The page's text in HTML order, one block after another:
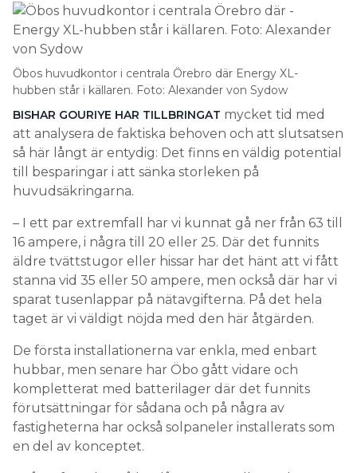
Öbos huvudkontor i centrala Örebro där ­Energy XL-
hubben står i källaren. Foto: Alexander von Sydow
BISHAR GOURIYE HAR TILLBRINGAT mycket tid med
att analysera de faktiska behoven och att slutsatsen
så här långt är entydig: Det finns en väldig potential
till besparingar i att sänka storleken på
huvudsäkringarna.
– I ett par extremfall har vi kunnat gå ner från 63 till
16 ampere, i några till 20 eller 25. Där det funnits
äldre tvättstugor eller hissar har det hänt att vi fått
stanna vid 35 eller 50 ampere, men också där har vi
sparat tusenlappar på nätavgifterna. På det hela
taget är vi väldigt nöjda med den här åtgärden.
De första installationerna var enkla, med enbart
hubbar, men senare har Öbo gått vidare och
kompletterat med batterilager där det funnits
förutsättningar för sådana och på några av
fastigheterna har också solpaneler installerats som
en del av konceptet.